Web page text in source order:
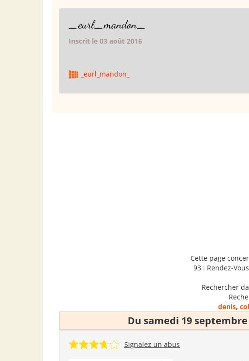
_eurl_mandon_
Inscrit le 03 août 2016
_eurl_mandon_
Cette page
93 : Rendez-
Rechercher
denis,
Du samedi 19
Signalez un abus